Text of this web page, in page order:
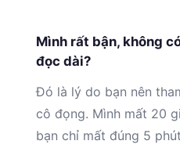
Mình rất bận, không
đọc dài?
Đó là lý do bạn nên
cô đọng. Mình mất 20
bạn chỉ mất đúng 5